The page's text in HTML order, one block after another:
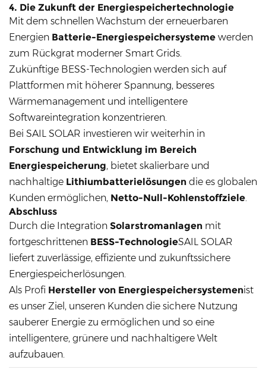
4. Die Zukunft der Energiespeichertechnologie
Mit dem schnellen Wachstum der erneuerbaren
Energien Batterie-Energiespeichersysteme werden
zum Rückgrat moderner Smart Grids.
Zukünftige BESS-Technologien werden sich auf
Plattformen mit höherer Spannung, besseres
Wärmemanagement und intelligentere
Softwareintegration konzentrieren.
Bei SAIL SOLAR investieren wir weiterhin in
Forschung und Entwicklung im Bereich
Energiespeicherung, bietet skalierbare und
nachhaltige Lithiumbatterielösungen die es globalen
Kunden ermöglichen, Netto-Null-Kohlenstoffziele.
Abschluss
Durch die Integration Solarstromanlagen mit
fortgeschrittenen BESS-TechnologieSAIL SOLAR
liefert zuverlässige, effiziente und zukunftssichere
Energiespeicherlösungen.
Als Profi Hersteller von Energiespeichersystemenist
es unser Ziel, unseren Kunden die sichere Nutzung
sauberer Energie zu ermöglichen und so eine
intelligentere, grünere und nachhaltigere Welt
aufzubauen.